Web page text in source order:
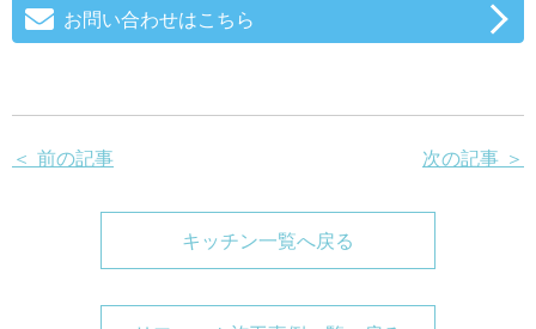
お問い合わせはこちら
＜ 前の記事 次の記事 ＞
キッチン一覧へ戻る